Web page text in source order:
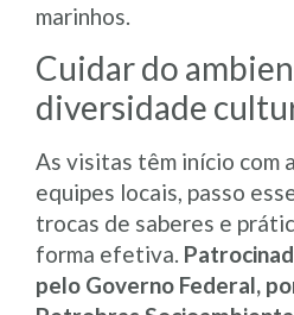
marinhos.
Cuidar do
diversidade
As visitas têm início com
equipes locais, passo
trocas de saberes e
forma efetiva.
pelo Governo Federal,